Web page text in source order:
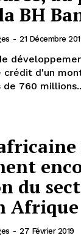
BH
- 21 Décembre
crédit d'un
de 760
du
- 27 Février 2019